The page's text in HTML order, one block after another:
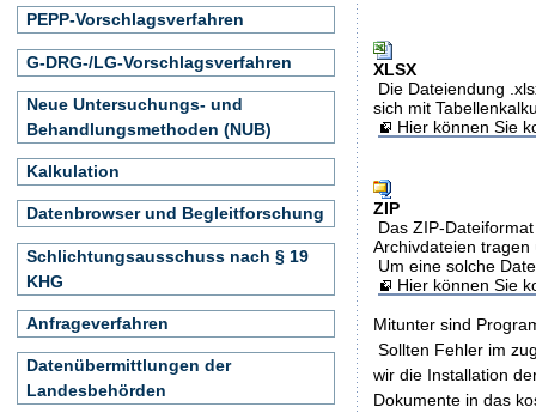
XLSX
Die Dateiendung
sich mit
Hier können Sie
ZIP
Das ZIP-
Archivdateien
Um eine solche
Hier können Sie
Mitunter sind
Sollten Fehler im
wir die Installation
Dokumente in das
PEPP-Vorschlagsverfahren
G-DRG-/LG-Vorschlagsverfahren
Neue Untersuchungs- und
Behandlungsmethoden (NUB)
Kalkulation
Datenbrowser und Begleitforschung
Schlichtungsausschuss nach § 19
KHG
Anfrageverfahren
Datenübermittlungen der
Landesbehörden